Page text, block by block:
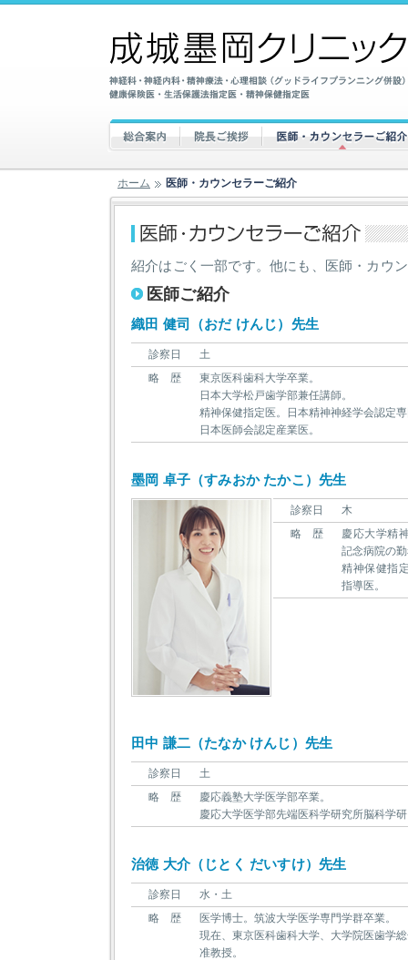
ホーム 医師・カウンセラーご紹介
紹介はごく一部です。他にも、医師・カウ
医師ご紹介
織田 健司（おだ けんじ）先生
診察日
土
略 歴
東京医科歯科大学卒業。
日本大学松戸歯学部兼任講師。
精神保健指定医。日本精神神経学会認定
日本医師会認定産業医。
墨岡 卓子（すみおか たかこ）先生
診察日
木
略 歴
慶応大学精
記念病院の
精神保健指
指導医。
田中 謙二（たなか けんじ）先生
診察日
土
略 歴
慶応義塾大学医学部卒業。
慶応大学医学部先端医科学研究所脳科学
治徳 大介（じとく だいすけ）先生
診察日
水・土
略 歴
医学博士。筑波大学医学専門学群卒業。
現在、東京医科歯科大学、大学院医歯学
准教授。